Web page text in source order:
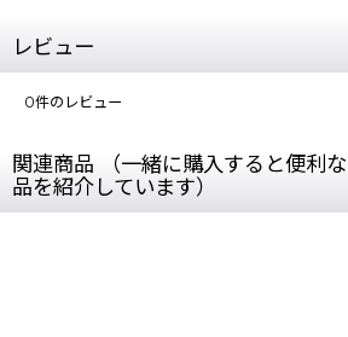
レビュー
0件のレビュー
関連商品 （一緒に購入すると便利
品を紹介しています）